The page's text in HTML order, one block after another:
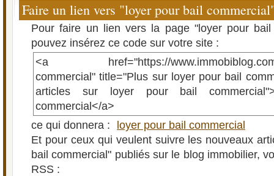
Faire un lien vers "loyer pour bail
Pour faire un lien vers la page "loyer pour bail
pouvez insérez ce code sur votre site :
<a href="https://www.immobiblog.com/
commercial" title="Plus sur loyer pour bail
articles sur loyer pour bail
commercial</a>
ce qui donnera :
loyer pour bail commercial
Et pour ceux qui veulent suivre les nouveaux
bail commercial" publiés sur le blog immobilier,
RSS :